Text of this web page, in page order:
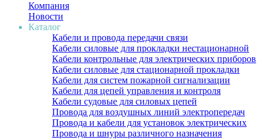
Компания
Новости
Каталог
Кабели и провода передачи связи
Кабели силовые для прокладки нестационарной
Кабели контрольные для электрических приборов
Кабели силовые для стационарной прокладки
Кабели для систем пожарной сигнализации
Кабели для цепей управления и контроля
Кабели судовые для силовых цепей
Провода для воздушных линий электропередач
Провода и кабели для установок электрических
Провода и шнуры различного назначения